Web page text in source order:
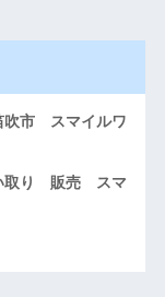
市 スマイルワ
り 販売 スマ